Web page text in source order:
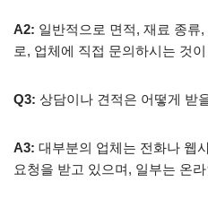
A2: 일반적으로 면적, 재료 종류
로, 업체에 직접 문의하시는 것
Q3: 상담이나 견적은 어떻게 받
A3: 대부분의 업체는 전화나 웹
요청을 받고 있으며, 일부는 온